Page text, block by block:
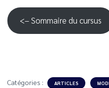
<– Sommaire du cursus
Catégories : ARTICLES